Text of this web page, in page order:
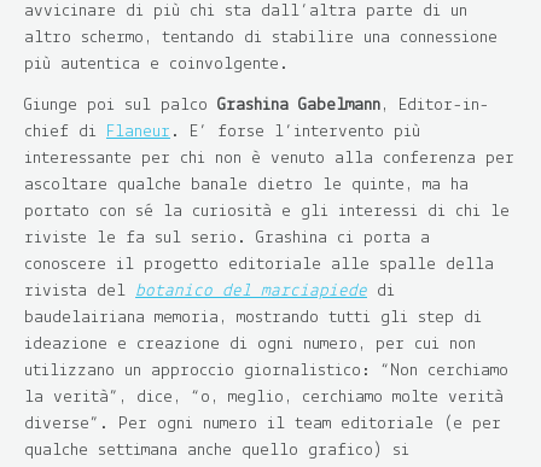
avvicinare di più chi sta dall’altra parte di un
altro schermo, tentando di stabilire una connessione
più autentica e coinvolgente.
Giunge poi sul palco Grashina Gabelmann , Editor-in-
chief di Flaneur . E’ forse l’intervento più
interessante per chi non è venuto alla conferenza per
ascoltare qualche banale dietro le quinte, ma ha
portato con sé la curiosità e gli interessi di chi le
riviste le fa sul serio. Grashina ci porta a
conoscere il progetto editoriale alle spalle della
rivista del botanico del marciapiede di
baudelairiana memoria, mostrando tutti gli step di
ideazione e creazione di ogni numero, per cui non
utilizzano un approccio giornalistico: “Non cerchiamo
la verità”, dice, “o, meglio, cerchiamo molte verità
diverse”. Per ogni numero il team editoriale (e per
qualche settimana anche quello grafico) si